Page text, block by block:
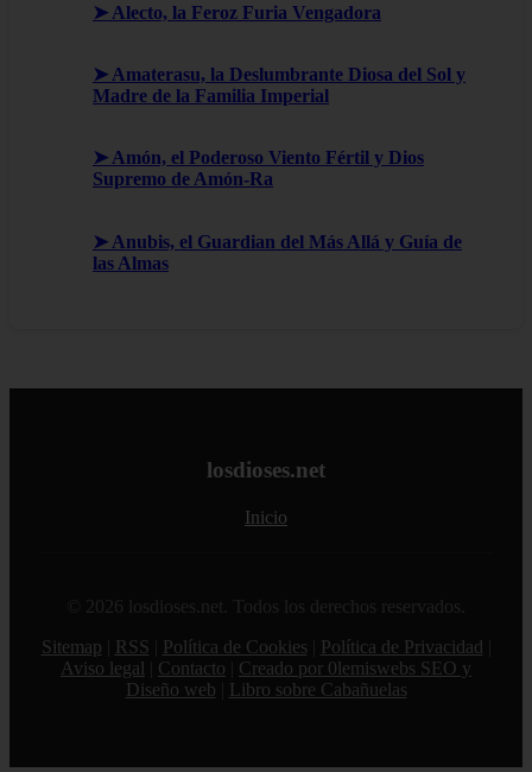
➤ Alecto, la Feroz Furia Vengadora
➤ Amaterasu, la Deslumbrante Diosa del Sol y
Madre de la Familia Imperial
➤ Amón, el Poderoso Viento Fértil y Dios
Supremo de Amón-Ra
➤ Anubis, el Guardian del Más Allá y Guía de
las Almas
losdioses.net
Inicio
© 2026 losdioses.net. Todos los derechos reservados.
Sitemap
RSS Política de Cookies Política de Privacidad
Aviso legal
Contacto
Creado por 0lemiswebs SEO y
Diseño web
Libro sobre Cabañuelas